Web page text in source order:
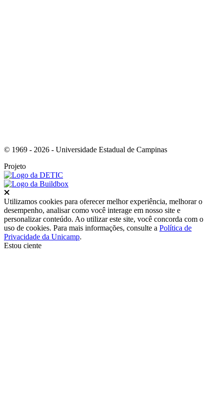
© 1969 - 2026 - Universidade Estadual de Campinas
Projeto
Utilizamos cookies para oferecer melhor experiência, melhorar o
desempenho, analisar como você interage em nosso site e
personalizar conteúdo. Ao utilizar este site, você concorda com o
uso de cookies. Para mais informações, consulte a Política de
Privacidade da Unicamp.
Estou ciente